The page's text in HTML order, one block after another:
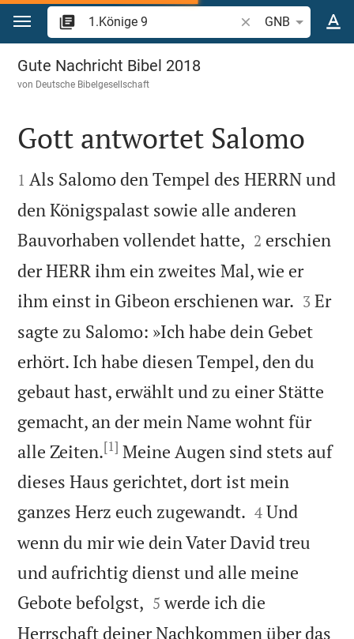
Zum Inhalt springen
Bibelstelle oder
GNB
1.Könige 9
Gute Nachricht Bibel 2018
von Deutsche Bibelgesellschaft

Gott antwortet Salomo

1 Als Salomo den Tempel des HERRN und
den Königspalast sowie alle anderen
Bauvorhaben vollendet hatte, 

2 erschien
der HERR ihm ein zweites Mal, wie er
ihm einst in Gibeon erschienen war. 

3 Er
sagte zu Salomo: »Ich habe dein Gebet
erhört. Ich habe diesen Tempel, den du
gebaut hast, erwählt und zu einer Stätte
gemacht, an der mein Name wohnt für
alle Zeiten.[1] Meine Augen sind stets auf
dieses Haus gerichtet, dort ist mein
ganzes Herz euch zugewandt. 

4 Und
wenn du mir wie dein Vater David treu
und aufrichtig dienst und alle meine
Gebote befolgst, 

5 werde ich die
Herrschaft deiner Nachkommen über das